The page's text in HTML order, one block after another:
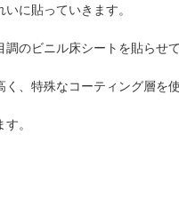
いに貼っていきます。
調のビニル床シートを貼らせ
く、特殊なコーティング層を
。